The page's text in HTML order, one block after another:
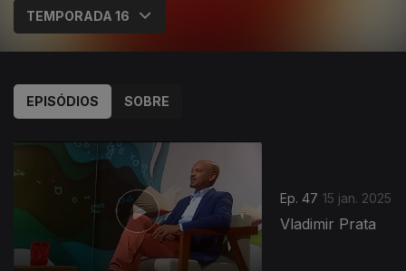
EPISÓDIOS SOBRE
Ep. 47 15 jan. 2025
Vladimir Prata